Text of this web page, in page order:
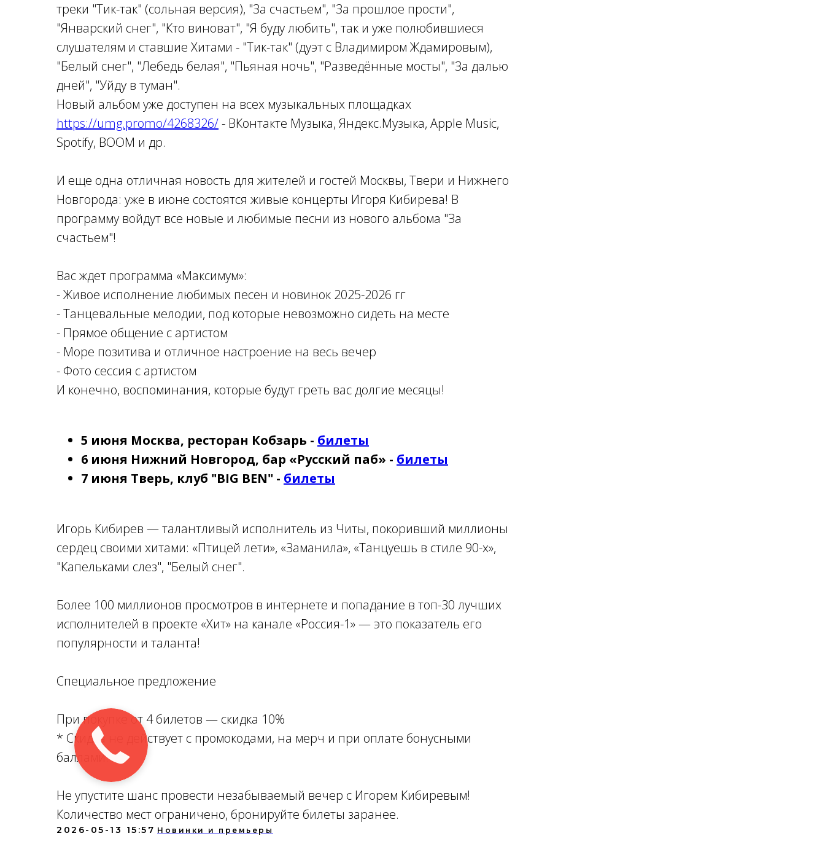
треки "Тик-так" (сольная версия), "За счастьем", "За прошлое прости",
"Январский снег", "Кто виноват", "Я буду любить", так и уже полюбившиеся
слушателям и ставшие Хитами - "Тик-так" (дуэт с Владимиром Ждамировым),
"Белый снег", "Лебедь белая", "Пьяная ночь", "Разведённые мосты", "За далью
дней", "Уйду в туман".
Новый альбом уже доступен на всех музыкальных площадках
https://umg.promo/4268326/- ВКонтакте Музыка, Яндекс.Музыка, Apple Music,
Spotify, BOOM и др.
И еще одна отличная новость для жителей и гостей Москвы, Твери и Нижнего
Новгорода: уже в июне состоятся живые концерты Игоря Кибирева! В
программу войдут все новые и любимые песни из нового альбома "За
счастьем"!
Вас ждет программа «Максимум»:
- Живое исполнение любимых песен и новинок 2025-2026 гг
- Танцевальные мелодии, под которые невозможно сидеть на месте
- Прямое общение с артистом
- Море позитива и отличное настроение на весь вечер
- Фото сессия с артистом
И конечно, воспоминания, которые будут греть вас долгие месяцы!
5 июня Москва, ресторан Кобзарь - билеты
6 июня Нижний Новгород, бар «Русский паб» - билеты
7 июня Тверь, клуб "BIG BEN" - билеты
Игорь Кибирев — талантливый исполнитель из Читы, покоривший миллионы
сердец своими хитами: «Птицей лети», «Заманила», «Танцуешь в стиле 90-х»,
"Капельками слез", "Белый снег".
Более 100 миллионов просмотров в интернете и попадание в топ-30 лучших
исполнителей в проекте «Хит» на канале «Россия-1» — это показатель его
популярности и таланта!
Специальное предложение
При покупке от 4 билетов — скидка 10%
* Скидка не действует с промокодами, на мерч и при оплате бонусными
баллами.
Не упустите шанс провести незабываемый вечер с Игорем Кибиревым!
Количество мест ограничено, бронируйте билеты заранее.
2026-05-13 15:57 Новинки и премьеры
Заказать
звонок